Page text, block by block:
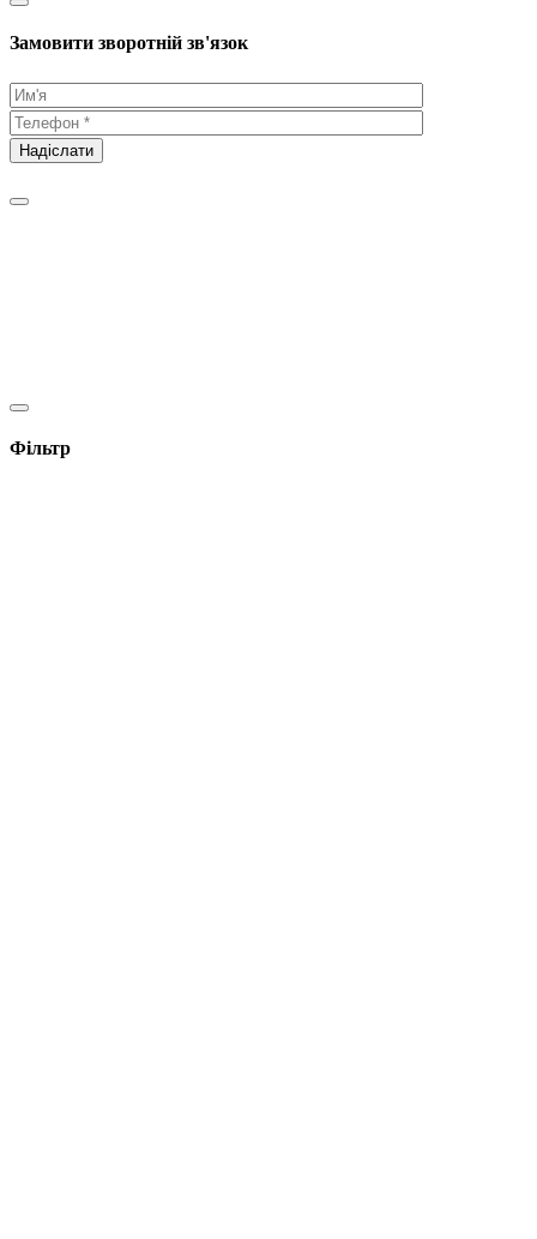
Замовити зворотній зв'язок
Фільтр